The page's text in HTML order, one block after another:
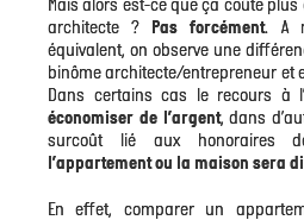
Mais alors est-ce que ça coûte
architecte ?
Pas forcément. A
équivalent, on observe une
binôme architecte/entrepreneur et
Dans certains cas le recours à
économiser de l’argent, dans
surcoût lié aux honoraires
l’appartement ou la maison sera
En effet, comparer un